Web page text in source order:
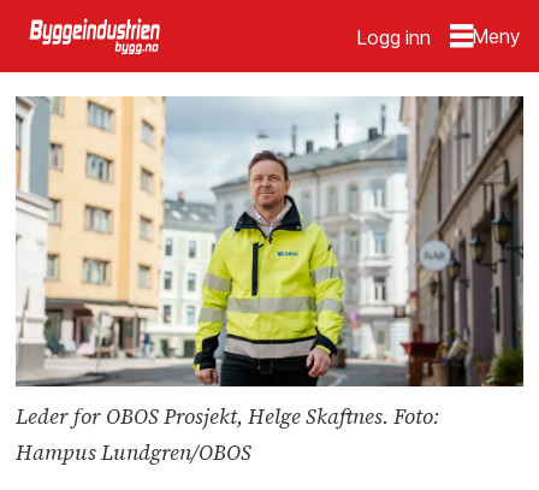
Logg inn
Leder for OBOS Prosjekt, Helge Skaftnes. Foto:
Hampus Lundgren/OBOS